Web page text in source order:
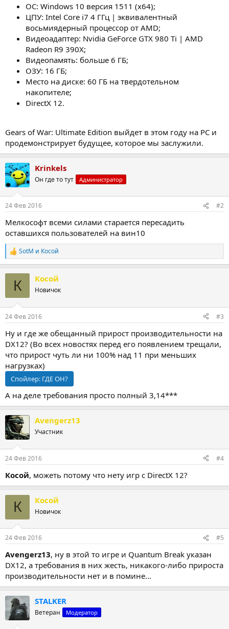
ОС: Windows 10 версия 1511 (x64);
ЦПУ: Intel Core i7 4 ГГц | эквивалентный
восьмиядерный процессор от AMD;
Видеоадаптер: Nvidia GeForce GTX 980 Ti | AMD
Radeon R9 390X;
Видеопамять: больше 6 ГБ;
ОЗУ: 16 ГБ;
Место на диске: 60 ГБ на твердотельном
накопителе;
DirectX 12.
Gears of War: Ultimate Edition выйдет в этом году на PC и
продемонстрирует будущее, которое мы заслужили.
Krinkels
Он где то тут Администратор
24 Фев 2016 #2
Мелкософт всеми силами старается пересадить
оставшихся пользователей на вин10
Р
е
SotM и Косой
К Косой
Новичок
24 Фев 2016 #3
Ну и где же обещанный прирост производительности на
DX12? (Во всех новостях перед его появлением трещали,
что прирост чуть ли ни 100% над 11 при меньших
нагрузках)
Спойлер: ГДЕ ОН?
А на деле требования просто полный 3,14***
Avengerz13
Участник
24 Фев 2016 #4
Косой, можеть потому что нету игр с DirectX 12?
К Косой
Новичок
24 Фев 2016 #5
Avengerz13, ну в этой то игре и Quantum Break указан
DX12, а требования в них жесть, никакого-либо прироста
производительности нет и в помине...
STALKER
Ветеран Модератор